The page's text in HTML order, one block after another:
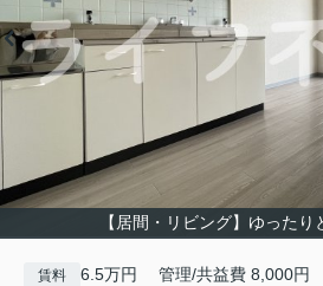
【居間・リビング】ゆったり
賃料 6.5万円 管理/共益費 8,000円